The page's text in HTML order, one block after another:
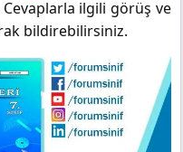
ilgili görüş ve
bildirebilirsiniz.